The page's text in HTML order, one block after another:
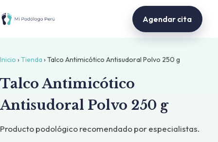
Agendar cita
Inicio ›Tienda › Talco Antimicótico Antisudoral Polvo 250 g
Talco Antimicótico
Antisudoral Polvo 250 g
Producto podológico recomendado por especialistas.